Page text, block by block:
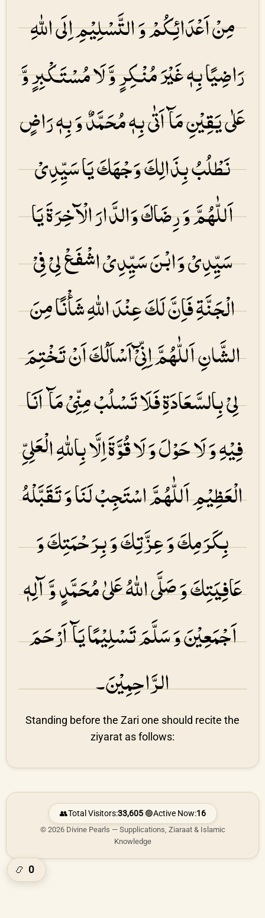
مِنْ اَعْدَائِكُمْ وَ التَّسْلِیْمِ اِلَی اللهِ
رَاضِیًا بِهٖ غَیْرَ مُنْكِرٍ وَّ لَا مُسْتَكْبِرٍ وَّ
عَلٰی یَقِیْنِ مَآ اَتٰی بِهٖ مُحَمَّدٌ وَ بِهٖ رَاضٍ
نَطْلُبُ بِذَالِكَ وَجْهَكَ یَا سَیِّدِیْ
اَللّٰهُمَّ وَ رِضَاكَ وَالدَّارَ الْآخِرَۃَ یَا
سَیِّدِیْ وَابْنَ سَیِّدِیْ اشْفَعْ لِیْ فِیْ
الْجَنَّۃِ فَاِنَّ لَكَ عِنْدَ اللهِ شَأْنًا مِنَ
الشَّانِ اَللّٰهُمَّ اِنِّیْٓ اَسْاَلُكَ اَنْ تَخْتِمَ
لِیْ بِالسَّعَادَۃِ فَلَا تَسْلُبْ مِنِّیْ مَآ اَنَا
فِیْهِ وَ لَا حَوْلَ وَ لَا قُوَّۃَ اِلَّا بِاللهِ الْعَلِیِّ
الْعَظِیْمِ اَللّٰهُمَّ اسْتَجِبْ لَنَا وَ تَقَبَّلْهُ
بِكَرَمِكَ وَ عِزَّتِكَ وَ بِرَحْمَتِكَ وَ
عَافِیَتِكَ وَ صَلَّی اللهُ عَلیٰ مُحَمَّدٍ وَّ آلِهٖ
اَجْمَعِیْنَ وَ سَلَّمَ تَسْلِیْمًا یَآ اَرْحَمَ
الرَّاحِمِیْنَ۔
Standing before the Zari one should recite the
ziyarat as follows:
👥Total Visitors:33,605|🟢Active Now:16
© 2026 Divine Pearls — Supplications, Ziaraat & Islamic
Knowledge
📿 0